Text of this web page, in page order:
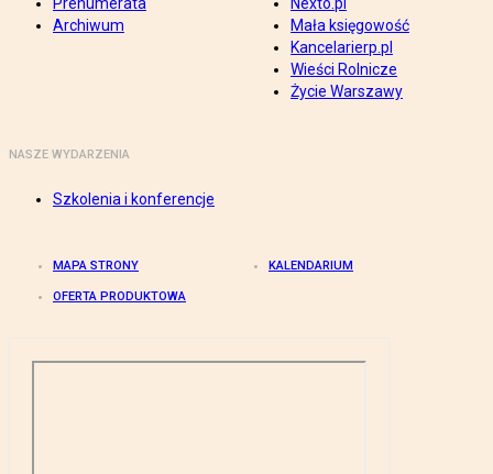
Archiwum
Mała księgowość
Kancelarierp.pl
Wieści Rolnicze
Życie Warszawy
NASZE WYDARZENIA
Szkolenia i konferencje
MAPA STRONY KALENDARIUM
OFERTA PRODUKTOWA